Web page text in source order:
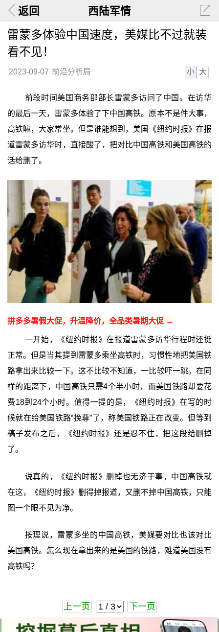
返回 西陆军情
雷蒙多体验中国速度，美媒比不过就装
看不见！
2023-09-07 前沿分析局 小 大
前段时间美国商务部部长雷蒙多访问了中国。在访华
的最后一天，雷蒙多体验了下中国高铁。原本不是件大事，
高铁嘛，大家常坐。但是谁能想到，美国《纽约时报》在报
道雷蒙多访华时，直接酸了，把对比中国高铁和美国高铁的
话给删了。
拼多多暑假大促，升温降价，全品类暑期大促 →
一开始，《纽约时报》在报道雷蒙多访华行程时还挺
正常。但是当其提到雷蒙多乘坐高铁时，习惯性地把美国铁
路拿出来比较一下。这不比较不知道，一比较吓一跳。在同
样的距离下，中国高铁只需4个半小时，而美国铁路却要花
费18到24个小时。值得一提的是，《纽约时报》在写的时
候就在给美国铁路“挽尊”了，称美国铁路正在改变。但等到
稿子发布之后，《纽约时报》还是忍不住，把这段给删掉
了。
说真的，《纽约时报》删掉也无济于事，中国高铁就
在这，《纽约时报》删得掉报道，又删不掉中国高铁，只能
图一个眼不见为净。
按理说，雷蒙多坐的中国高铁，美媒要对比也该对比
美国高铁。怎么现在拿出来的是美国的铁路，难道美国没有
高铁吗？
上一页 下一页